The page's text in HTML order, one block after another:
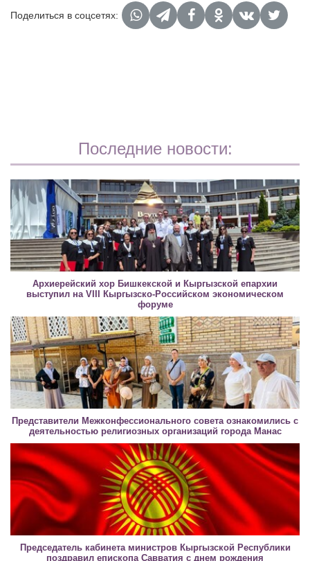
Поделиться в соцсетях:
Последние новости:
Архиерейский хор Бишкекской и Кыргызской епархии
выступил на VIII Кыргызско-Российском экономическом
форуме
Представители Межконфессионального совета ознакомились с
деятельностью религиозных организаций города Манас
Председатель кабинета министров Кыргызской Республики
поздравил епископа Савватия с днем рождения